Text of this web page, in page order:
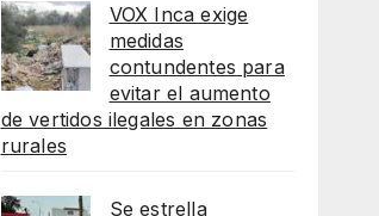
VOX Inca exige
medidas
contundentes para
evitar el aumento
de vertidos ilegales en zonas
rurales
Se estrella